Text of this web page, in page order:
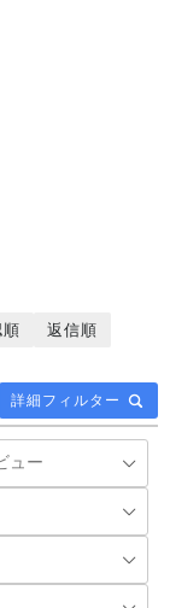
詳細フィルター
返信順